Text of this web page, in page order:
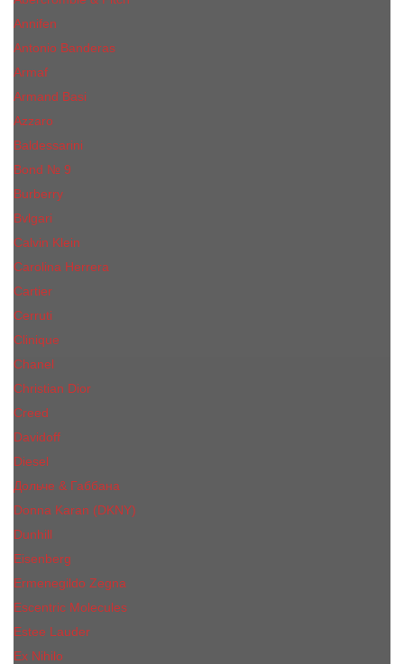
Annifen
Antonio Banderas
Armaf
Armand Basi
Azzaro
Baldessarini
Bond № 9
Burberry
Bvlgari
Calvin Klein
Carolina Herrera
Cartier
Cerruti
Сliniquе
Chanel
Christian Dior
Creed
Davidoff
Diesel
Дольче & Габбана
Donna Karan (DKNY)
Dunhill
Eisenberg
Ermenegildo Zegna
Escentric Molecules
Еsteе Lаudеr
Ex Nihilo